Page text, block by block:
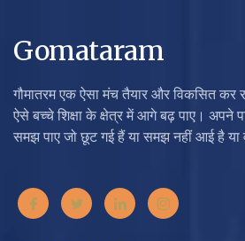
Gomataram
गौमातरम एक ऐसा मंच तैयार और विकसित कर
ऐसे बच्चे शिक्षा के क्षेत्र में आगे बढ़ पाए। अपने
समझ पाए जो छूट गई हैं या समझ नहीं आई है या